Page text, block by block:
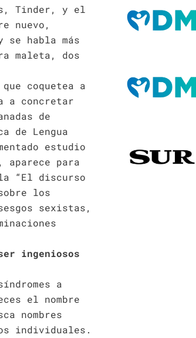
Tinder, y el
nuevo,
se habla más
maleta, dos
coquetea a
a concretar
de
de Lengua
estudio
aparece para
“El discurso
los
sexistas,
ingeniosos
a
el nombre
nombres
individuales.